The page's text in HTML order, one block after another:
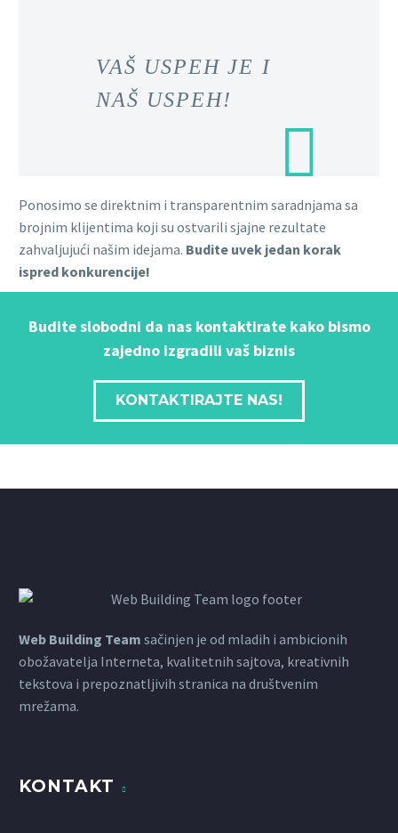
VAŠ USPEH JE I
NAŠ USPEH!
Ponosimo se direktnim i transparentnim saradnjama sa
brojnim klijentima koji su ostvarili sjajne rezultate
zahvaljujući našim idejama. Budite uvek jedan korak
ispred konkurencije!
Budite slobodni da nas kontaktirate kako bismo
zajedno izgradili vaš biznis
KONTAKTIRAJTE NAS!
Web Building Team sačinjen je od mladih i ambicionih
obožavatelja Interneta, kvalitetnih sajtova, kreativnih
tekstova i prepoznatljivih stranica na društvenim
mrežama.
KONTAKT